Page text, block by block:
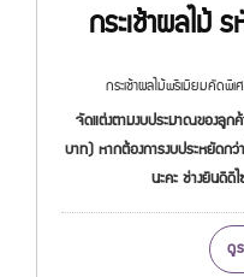
กระเช้าผลไม้
กระเช้าผลไม้พรีเมียมคัดพิ
จัดแต่งตามงบประมาณของลูก
บาท) หากต้องการงบประหยัดก
นะคะ ช่างยินดีดี
ดู